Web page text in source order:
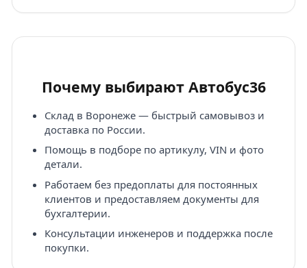
Почему выбирают Автобус36
Склад в Воронеже — быстрый самовывоз и
доставка по России.
Помощь в подборе по артикулу, VIN и фото
детали.
Работаем без предоплаты для постоянных
клиентов и предоставляем документы для
бухгалтерии.
Консультации инженеров и поддержка после
покупки.